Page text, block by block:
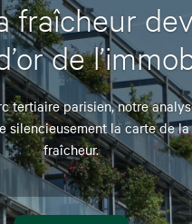
fraîcheur
de
parisien, notre
silencieusement la carte de
fraîcheur.